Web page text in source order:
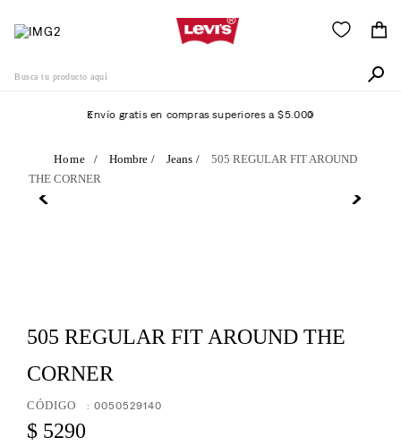
Envío gratis en compras superiores a $5.000
Hombre Jeans
505 REGULAR FIT AROUND
THE CORNER
505 REGULAR FIT AROUND THE
CORNER
:0050529140
$ 5290
Términos Más Buscados
. 510
. campera
. 726
. baggy